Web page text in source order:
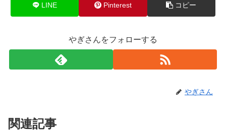
LINE Pinterest コピー
やぎさんをフォローする
やぎさん
関連記事